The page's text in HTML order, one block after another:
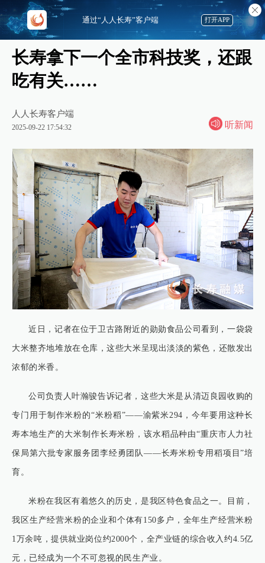
长寿拿下一个全市科技奖，还跟
吃有关……
人人长寿客户端
2025-09-22 17:54:32 听新闻
近日，记者在位于卫古路附近的勋勋食品公司看到，一袋袋
大米整齐地堆放在仓库，这些大米呈现出淡淡的紫色，还散发出
浓郁的米香。
公司负责人叶瀚骏告诉记者，这些大米是从清迈良园收购的
专门用于制作米粉的“米粉稻”——渝紫米294，今年要用这种长
寿本地生产的大米制作长寿米粉，该水稻品种由“重庆市人力社
保局第六批专家服务团李经勇团队——长寿米粉专用稻项目”培
育。
米粉在我区有着悠久的历史，是我区特色食品之一。目前，
我区生产经营米粉的企业和个体有150多户，全年生产经营米粉
1万余吨，提供就业岗位约2000个，全产业链的综合收入约4.5亿
元，已经成为一个不可忽视的民生产业。
通过“人人长寿”客户端 打开APP